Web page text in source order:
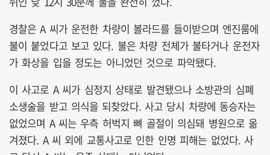
경찰은 A 씨가 운전한 차량이 볼라드를 들이받으며 엔진룸에
불이 붙었다고 보고 있다. 불은 차량 전체가 불타거나 운전자
가 화상을 입을 정도는 아니었던 것으로 파악됐다.
이 사고로 A 씨가 심정지 상태로 발견됐으나 소방관의 심폐
소생술을 받고 의식을 되찾았다. 사고 당시 차량에 동승자는
없었으며 A 씨는 우측 허벅지 뼈 골절이 의심돼 병원으로 옮
겨졌다. A 씨 외에 교통사고로 인한 인명 피해는 없었다. 사